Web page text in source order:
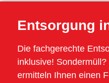
Entsorgung
Die fachgerechte
inklusive!
ermitteln Ihnen einen